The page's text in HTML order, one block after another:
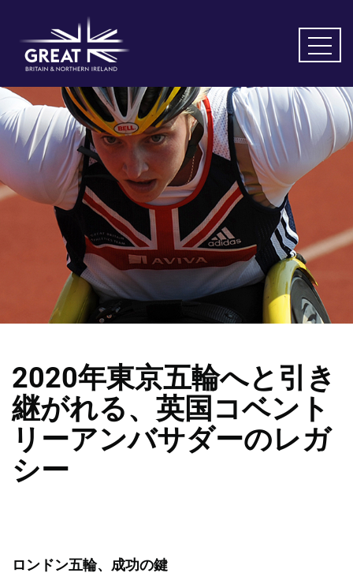
2020年東京五輪へと引き
継がれる、英国コベント
リーアンバサダーのレガ
シー
ロンドン五輪、成功の鍵